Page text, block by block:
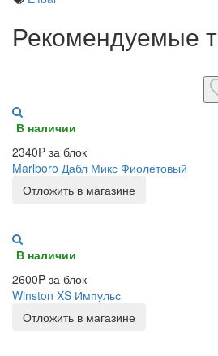
Рекомендуемые
В наличии
2340P за блок
Marlboro Дабл Микс Фиолетовый
Отложить в магазине
В наличии
2600P за блок
Winston XS Импульс
Отложить в магазине